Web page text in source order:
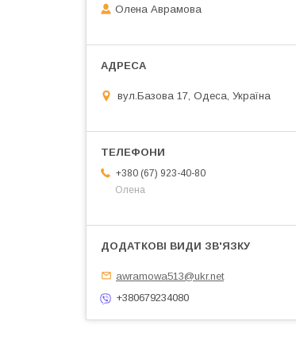
Олена Аврамова
вул.Базова 17, Одеса, Україна
+380 (67) 923-40-80
Олена
awramowa513@ukr.net
+380679234080